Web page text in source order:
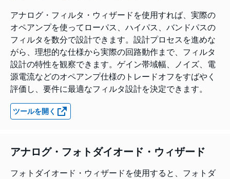
アナログ・フィルタ・ウィザードを使用すれば、実際の
オペアンプを使ってローパス、ハイパス、バンドパスの
フィルタを数分で設計できます。設計プロセスを進めな
がら、理想的な仕様から実際の回路動作まで、フィルタ
設計の特性を観察できます。ゲイン帯域幅、ノイズ、電
源電流などのオペアンプ仕様のトレードオフをすばやく
評価し、要件に最適なフィルタ設計を決定できます。
ツールを開く
アナログ・フォトダイオード・ウィザード
フォトダイオード・ウィザードを使用すると、フォトダ